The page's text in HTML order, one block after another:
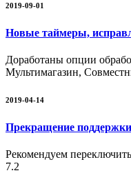
2019-09-01
Новые таймеры,
Доработаны опции
Мультимагазин,
2019-04-14
Прекращение
Рекомендуем
7.2